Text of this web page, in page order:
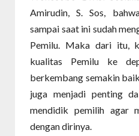
Amirudin, S. Sos,
sampai saat ini sudah
Pemilu. Maka dari itu,
kualitas Pemilu ke
berkembang semakin
juga menjadi penting
mendidik pemilih agar
dengan dirinya.